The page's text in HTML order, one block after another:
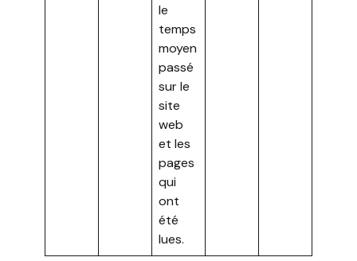
le
temps
moyen
passé
sur le
site
web
et les
pages
qui
ont
été
lues.